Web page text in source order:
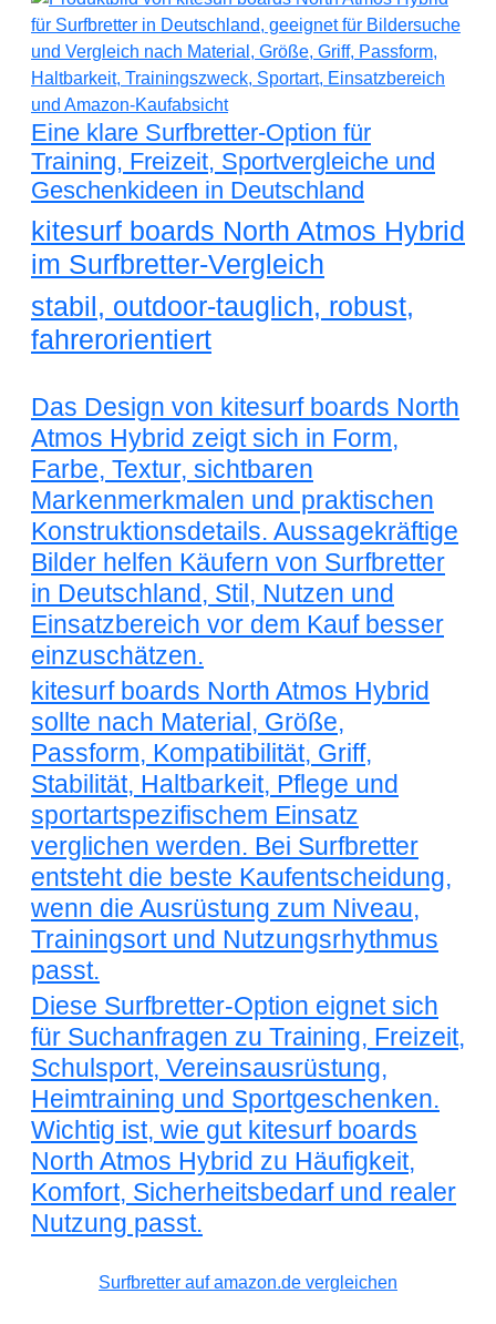
Eine klare Surfbretter-Option für
Training, Freizeit, Sportvergleiche und
Geschenkideen in Deutschland
kitesurf boards North Atmos Hybrid
im Surfbretter-Vergleich
stabil, outdoor-tauglich, robust,
fahrerorientiert
Das Design von kitesurf boards North
Atmos Hybrid zeigt sich in Form,
Farbe, Textur, sichtbaren
Markenmerkmalen und praktischen
Konstruktionsdetails. Aussagekräftige
Bilder helfen Käufern von Surfbretter
in Deutschland, Stil, Nutzen und
Einsatzbereich vor dem Kauf besser
einzuschätzen.
kitesurf boards North Atmos Hybrid
sollte nach Material, Größe,
Passform, Kompatibilität, Griff,
Stabilität, Haltbarkeit, Pflege und
sportartspezifischem Einsatz
verglichen werden. Bei Surfbretter
entsteht die beste Kaufentscheidung,
wenn die Ausrüstung zum Niveau,
Trainingsort und Nutzungsrhythmus
passt.
Diese Surfbretter-Option eignet sich
für Suchanfragen zu Training, Freizeit,
Schulsport, Vereinsausrüstung,
Heimtraining und Sportgeschenken.
Wichtig ist, wie gut kitesurf boards
North Atmos Hybrid zu Häufigkeit,
Komfort, Sicherheitsbedarf und realer
Nutzung passt.
Surfbretter auf amazon.de vergleichen